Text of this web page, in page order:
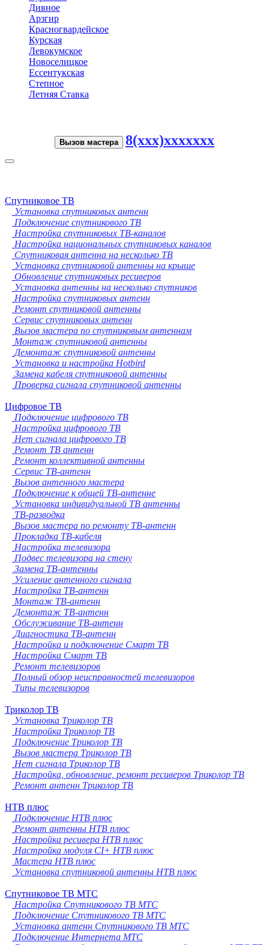
Дивное
Арзгир
Красногвардейское
Курская
Левокумское
Новоселицкое
Ессентукская
Степное
Летняя Ставка
Вызов мастера 8(xxx)xxxxxxx
Toggle
Спутниковое ТВ
Установка спутниковых антенн
Подключение спутникового ТВ
Настройка спутниковых ТВ-каналов
Настройка национальных спутниковых каналов
Спутниковая антенна на несколько ТВ
Установка спутниковой антенны на крыше
Обновление спутниковых ресиверов
Установка антенны на несколько спутников
Настройка спутниковых антенн
Ремонт спутниковой антенны
Сервис спутниковых антенн
Вызов мастера по спутниковым антеннам
Монтаж спутниковой антенны
Демонтаж спутниковой антенны
Установка и настройка Hotbird
Замена кабеля спутниковой антенны
Проверка сигнала спутниковой антенны
Цифровое ТВ
Подключение цифрового ТВ
Настройка цифрового ТВ
Нет сигнала цифрового ТВ
Ремонт ТВ антенн
Ремонт коллективной антенны
Сервис ТВ-антенн
Вызов антенного мастера
Подключение к общей ТВ-антенне
Установка индивидуальной ТВ антенны
ТВ-разводка
Вызов мастера по ремонту ТВ-антенн
Прокладка ТВ-кабеля
Настройка телевизора
Подвес телевизора на стену
Замена ТВ-антенны
Усиление антенного сигнала
Настройка ТВ-антенн
Монтаж ТВ-антенн
Демонтаж ТВ-антенн
Обслуживание ТВ-антенн
Диагностика ТВ-антенн
Настройка и подключение Смарт ТВ
Настройка Смарт ТВ
Ремонт телевизоров
Полный обзор неисправностей телевизоров
Типы телевизоров
Триколор ТВ
Установка Триколор ТВ
Настройка Триколор ТВ
Подключение Триколор ТВ
Вызов мастера Триколор ТВ
Нет сигнала Триколор ТВ
Настройка, обновление, ремонт ресиверов Триколор ТВ
Ремонт антенн Триколор ТВ
НТВ плюс
Подключение НТВ плюс
Ремонт антенны НТВ плюс
Настройка ресивера НТВ плюс
Настройка модуля CI+ НТВ плюс
Мастера НТВ плюс
Установка спутниковой антенны НТВ плюс
Спутниковое ТВ МТС
Настройка Спутникового ТВ МТС
Подключение Спутникового ТВ МТС
Установка антенн Спутникового ТВ МТС
Подключение Интернета МТС